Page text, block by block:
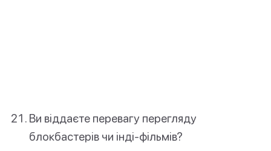
Ви віддаєте перевагу перегляду
блокбастерів чи інді-фільмів?